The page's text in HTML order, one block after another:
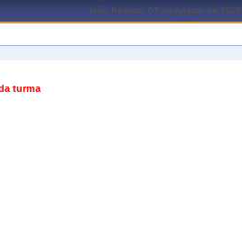
João Pessoa, 07 de Agosto de 2026
turma